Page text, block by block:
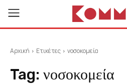
Αρχική Ετικέτες νοσοκομεία
Tag: νοσοκομεία